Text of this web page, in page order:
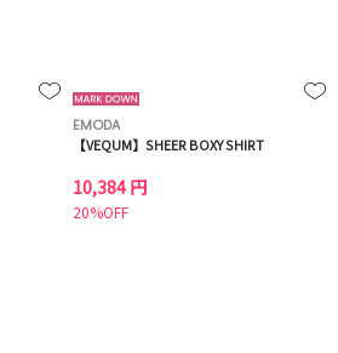
EMODA
【VEQUM】SHEER BOXY SHIRT
10,384 円
20%OFF